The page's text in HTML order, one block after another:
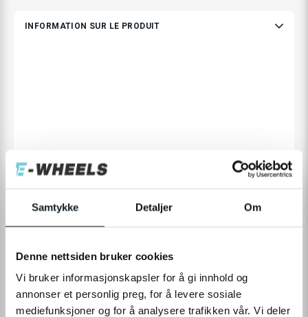
Samtykke Detaljer Om
Denne nettsiden bruker cookies
Vi bruker informasjonskapsler for å gi innhold og
annonser et personlig preg, for å levere sosiale
mediefunksjoner og for å analysere trafikken vår. Vi deler
INFORMATION SUR LE PRODUIT
SPÉCIFICATIONS